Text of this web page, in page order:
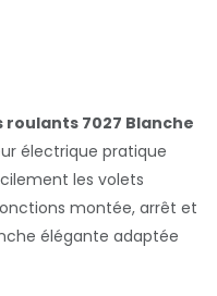
7027 Blanche
électrique pratique
les volets
montée, arrêt et
élégante adaptée